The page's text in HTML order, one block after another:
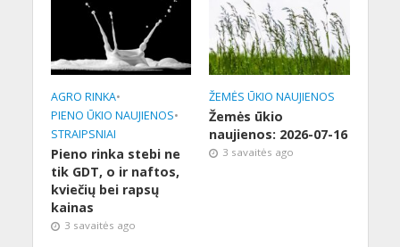
AGRO RINKA•
PIENO ŪKIO NAUJIENOS•
STRAIPSNIAI
Pieno rinka stebi ne
tik GDT, o ir naftos,
kviečių bei rapsų
kainas
3 savaitės ago
ŽEMĖS ŪKIO NAUJIENOS
Žemės ūkio
naujienos: 2026-07-16
3 savaitės ago